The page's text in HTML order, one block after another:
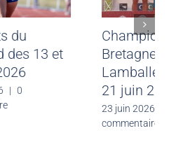
Résultats du
weekend des 13 et
14 juin 2026
0